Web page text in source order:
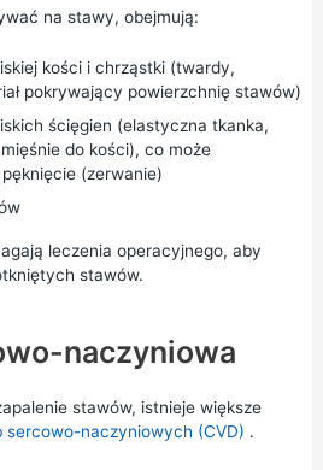
na stawy, obejmują:
kości i chrząstki (twardy,
pokrywający powierzchnię stawów)
ścięgien (elastyczna tkanka,
do kości), co może
(zerwanie)
leczenia operacyjnego, aby
stawów.
naczyniowa
stawów, istnieje większe
sercowo-naczyniowych (CVD) .